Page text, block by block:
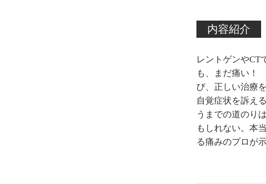
内容紹介
レントゲンや
も、まだ痛い！
び、正しい治療
自覚症状を訴え
うまでの道のり
もしれない。本
る痛みのプロが